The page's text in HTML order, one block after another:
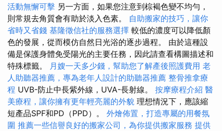
活動無懈可擊 另一方面，如果您注意到棕褐色變不均勻，
則常規去角質會有助於淡入色素。 自助搬家的技巧，讓你
省時又省錢 基隆徵信社的服務選擇 較低的濃度可以降低顏
色的發展，從而模仿自然日光浴的逐步過程。 由於這種設
備是保護身體免受陽光的主要任務，因此請查看構圖描述和
特殊標籤。 月嫂一天多少錢，幫助您了解產後照護費用 老
人助聽器推薦，專為老年人設計的助聽器推薦 整骨推拿療
程 UVB-防止中長紫外線，UVA-長射線。 按摩療程介紹 醫
美療程，讓你擁有更年輕亮麗的外貌 理想情況下，應該縮
短產品SPF和PD（PPD）。 外燴佈置，打造專屬的用餐氛
圍 推薦一些信譽良好的搬家公司，為你提供搬家服務 提供